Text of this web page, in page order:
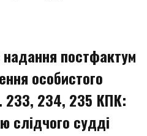
постфактум
особистого
233, 234, 235 КПК:
слідчого судді